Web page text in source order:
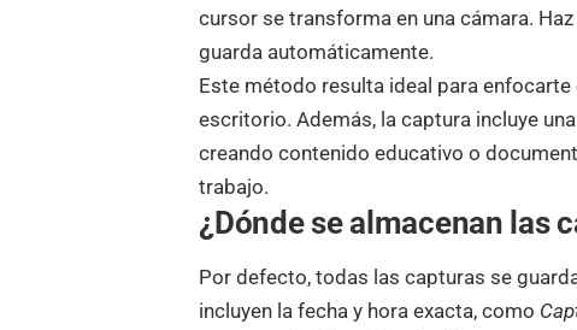
cursor se transforma en una cámara.
guarda automáticamente.
Este método resulta ideal para
escritorio. Además, la captura incluye
creando contenido educativo o
trabajo.
¿Dónde se almacenan las
Por defecto, todas las capturas se
incluyen la fecha y hora exacta, como